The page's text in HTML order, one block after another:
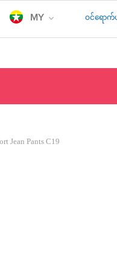
MY ဝင်ရောက်
Jean Pants C19